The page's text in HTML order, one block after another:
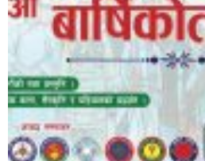
आज मिति (वि.सं.) : २०८३ साउन २०